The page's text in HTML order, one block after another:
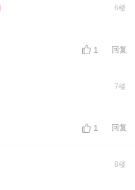
6楼
1 回复
7楼
1 回复
8楼